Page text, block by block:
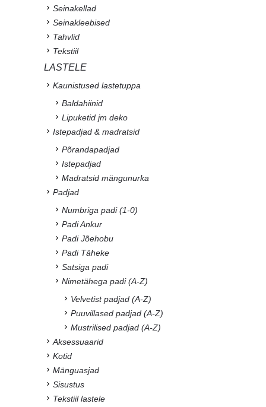
Seinakellad
Seinakleebised
Tahvlid
Tekstiil
LASTELE
Kaunistused lastetuppa
Baldahiinid
Lipuketid jm deko
Istepadjad & madratsid
Põrandapadjad
Istepadjad
Madratsid mängunurka
Padjad
Numbriga padi (1-0)
Padi Ankur
Padi Jõehobu
Padi Täheke
Satsiga padi
Nimetähega padi (A-Z)
Velvetist padjad (A-Z)
Puuvillased padjad (A-Z)
Mustrilised padjad (A-Z)
Aksessuaarid
Kotid
Mänguasjad
Sisustus
Tekstiil lastele